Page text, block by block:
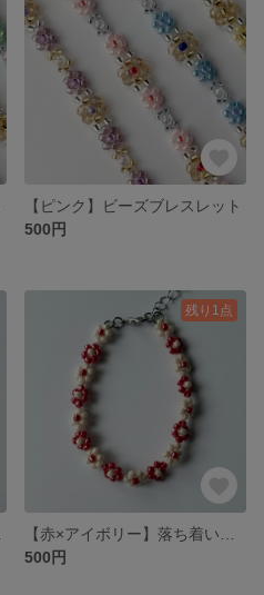
【ピンク】ビーズブレスレット
500円
残り1点
500円